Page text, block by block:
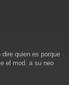
quien es porque
el mod. a su neo